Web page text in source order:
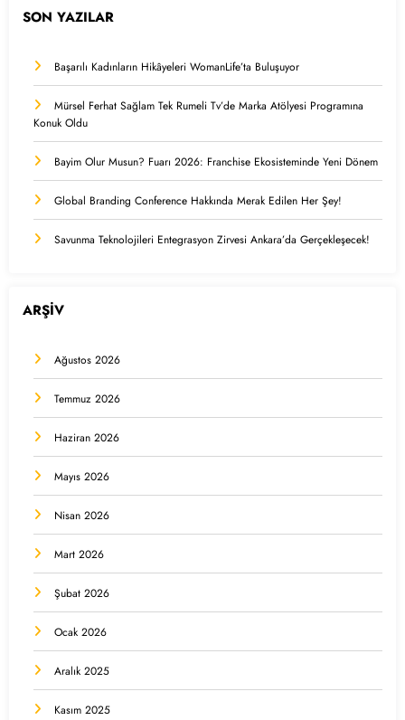
SON YAZILAR
Başarılı Kadınların Hikâyeleri WomanLife’ta Buluşuyor
Mürsel Ferhat Sağlam Tek Rumeli Tv’de Marka Atölyesi Programına
Konuk Oldu
Bayim Olur Musun? Fuarı 2026: Franchise Ekosisteminde Yeni Dönem
Global Branding Conference Hakkında Merak Edilen Her Şey!
Savunma Teknolojileri Entegrasyon Zirvesi Ankara’da Gerçekleşecek!
ARŞİV
Ağustos 2026
Temmuz 2026
Haziran 2026
Mayıs 2026
Nisan 2026
Mart 2026
Şubat 2026
Ocak 2026
Aralık 2025
Kasım 2025